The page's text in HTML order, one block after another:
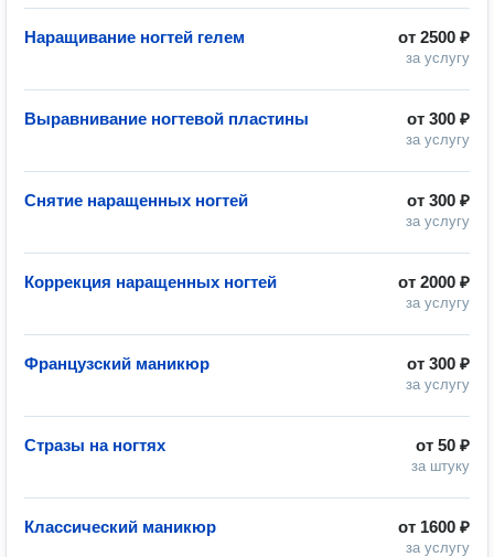
от 2500 ₽
за услугу
Наращивание ногтей гелем
от 300 ₽
за услугу
Выравнивание ногтевой пластины
от 300 ₽
за услугу
Снятие наращенных ногтей
от 2000 ₽
за услугу
Коррекция наращенных ногтей
от 300 ₽
за услугу
Французский маникюр
от 50 ₽
за штуку
Стразы на ногтях
от 1600 ₽
за услугу
Классический маникюр